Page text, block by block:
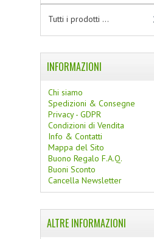
Tutti i prodotti ...
INFORMAZIONI
Chi siamo
Spedizioni & Consegne
Privacy - GDPR
Condizioni di Vendita
Info & Contatti
Mappa del Sito
Buono Regalo F.A.Q.
Buoni Sconto
Cancella Newsletter
ALTRE INFORMAZIONI